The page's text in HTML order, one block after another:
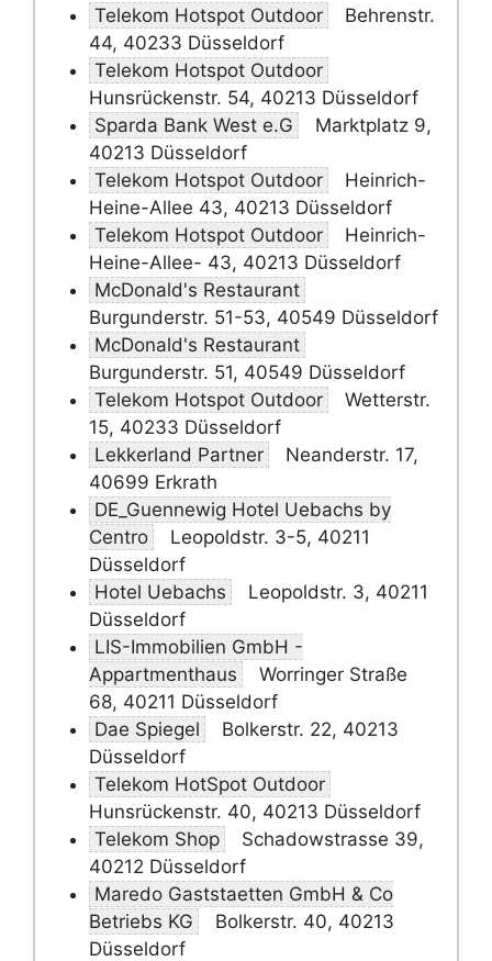
Telekom Hotspot Outdoor
Behrenstr.
44, 40233 Düsseldorf
Telekom Hotspot Outdoor
Hunsrückenstr. 54, 40213 Düsseldorf
Sparda Bank West e.G
Marktplatz 9,
40213 Düsseldorf
Telekom Hotspot Outdoor
Heinrich-
Heine-Allee 43, 40213 Düsseldorf
Telekom Hotspot Outdoor
Heinrich-
Heine-Allee- 43, 40213 Düsseldorf
McDonald's Restaurant
Burgunderstr. 51-53, 40549 Düsseldorf
McDonald's Restaurant
Burgunderstr. 51, 40549 Düsseldorf
Telekom Hotspot Outdoor
Wetterstr.
15, 40233 Düsseldorf
Lekkerland Partner
Neanderstr. 17,
40699 Erkrath
DE_Guennewig Hotel Uebachs by
Centro
Leopoldstr. 3-5, 40211
Düsseldorf
Hotel Uebachs
Leopoldstr. 3, 40211
Düsseldorf
LIS-Immobilien GmbH -
Appartmenthaus
Worringer Straße
68, 40211 Düsseldorf
Dae Spiegel
Bolkerstr. 22, 40213
Düsseldorf
Telekom HotSpot Outdoor
Hunsrückenstr. 40, 40213 Düsseldorf
Telekom Shop
Schadowstrasse 39,
40212 Düsseldorf
Maredo Gaststaetten GmbH & Co
Betriebs KG
Bolkerstr. 40, 40213
Düsseldorf